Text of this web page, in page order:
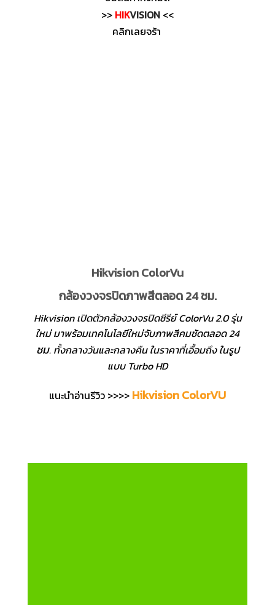
>> HIKVISION <<
คลิกเลยจร้า
Hikvision ColorVu
กล้องวงจรปิดภาพสีตลอด 24 ชม.
Hikvision เปิดตัวกล้องวงจรปิดซีรีย์ ColorVu 2.0 รุ่น
ใหม่ มาพร้อมเทคโนโลยีใหม่จับภาพสีคมชัดตลอด 24
ชม. ทั้งกลางวันและกลางคืน ในราคาที่เอื้อมถึง ในรูป
แบบ Turbo HD
แนะนำอ่านรีวิว >>>> Hikvision ColorVU